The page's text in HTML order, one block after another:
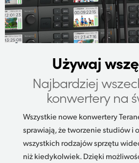
UAE
Ukraine
United States
Używaj
Najbardziej
konwertery na
Wszystkie nowe konwertery
sprawiają, że tworzenie studiów i
wszystkich rodzajów sprzętu
niż kiedykolwiek. Dzięki